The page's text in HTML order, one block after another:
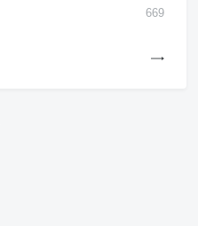
669